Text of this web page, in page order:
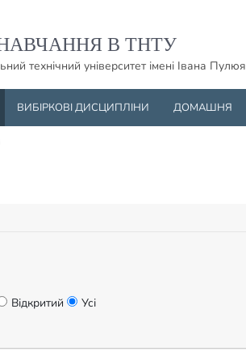
В ТНТУ
технічний університет імені Івана Пулюя
ВИБІРКОВІ ДИСЦИПЛІНИ ДОМАШНЯ
Відкритий Усі